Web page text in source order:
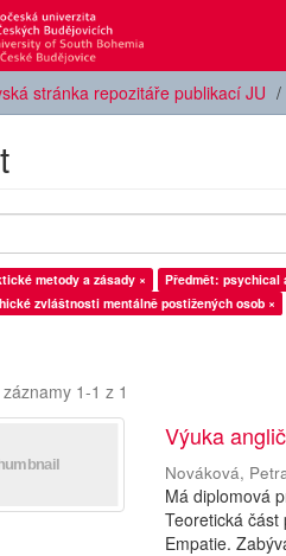
stránka repozitáře publikací JU
metody a zásady × Předmět: psychical
zvláštnosti mentálně postižených osob ×
1-1 z 1
Výuka
Nováková,
Má diplomová
Teoretická
Empatie.